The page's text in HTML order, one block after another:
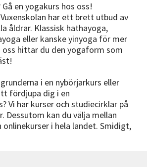
en yogakurs hos oss!
har ett brett utbud av
åldrar. Klassisk hathayoga,
eller kanske yinyoga för mer
oss hittar du den yogaform som
i en nybörjarkurs eller
fördjupa dig i en
Vi har kurser och studiecirklar på
Dessutom kan du välja mellan
onlinekurser i hela landet. Smidigt,